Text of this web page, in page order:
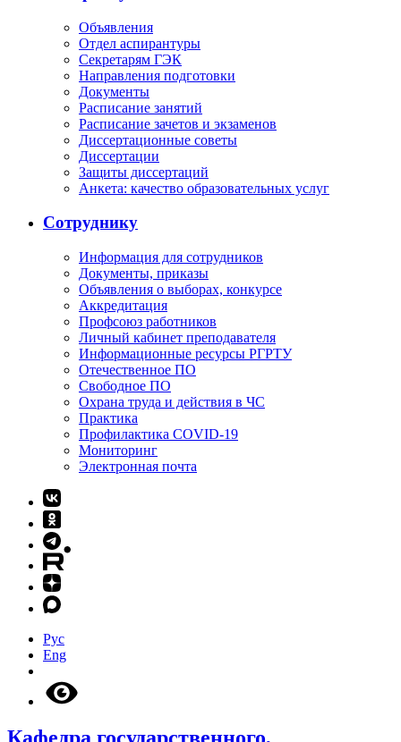
Объявления
Отдел аспирантуры
Секретарям ГЭК
Направления подготовки
Документы
Расписание занятий
Расписание зачетов и экзаменов
Диссертационные советы
Диссертации
Защиты диссертаций
Анкета: качество образовательных услуг
Сотруднику
Информация для сотрудников
Документы, приказы
Объявления о выборах, конкурсе
Аккредитация
Профсоюз работников
Личный кабинет преподавателя
Информационные ресурсы РГРТУ
Отечественное ПО
Свободное ПО
Охрана труда и действия в ЧС
Практика
Профилактика COVID-19
Мониторинг
Электронная почта
Рус
Eng